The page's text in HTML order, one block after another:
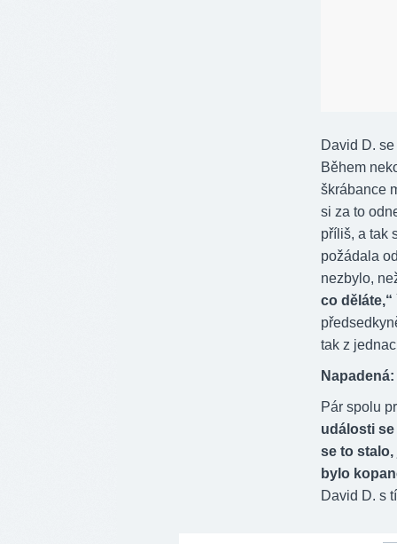
David D.
Během
škrábance
si za to
příliš, a tak
požádala
nezbylo,
co děláte,“
tak z
Pár spolu
události
se to
bylo
David D. s